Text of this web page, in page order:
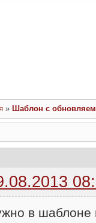
» Шаблон с
в шаблоне